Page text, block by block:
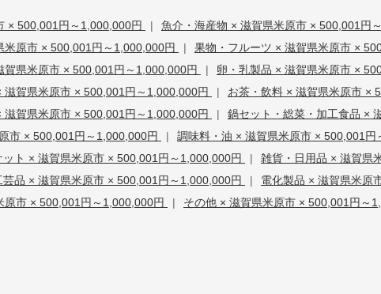
× 500,001円～1,000,000円 | 魚介・海産物 × 滋賀県米原市 × 500,001円
米原市 × 500,001円～1,000,000円
| 果物・フルーツ × 滋賀県米原市 ×
賀県米原市 × 500,001円～1,000,000円
| 卵・乳製品 × 滋賀県米原市 ×
滋賀県米原市 × 500,001円～1,000,000円
| お茶・飲料 × 滋賀県米原市 ×
滋賀県米原市 × 500,001円～1,000,000円
|
鍋セット・総菜・加工食品 ×
市 × 500,001円～1,000,000円 | 調味料・油 × 滋賀県米原市 × 500,001円
ト × 滋賀県米原市 × 500,001円～1,000,000円
| 雑貨・日用品 × 滋賀県
品 × 滋賀県米原市 × 500,001円～1,000,000円
| 電化製品 × 滋賀県米原
原市 × 500,001円～1,000,000円
| その他 × 滋賀県米原市 × 500,001円～